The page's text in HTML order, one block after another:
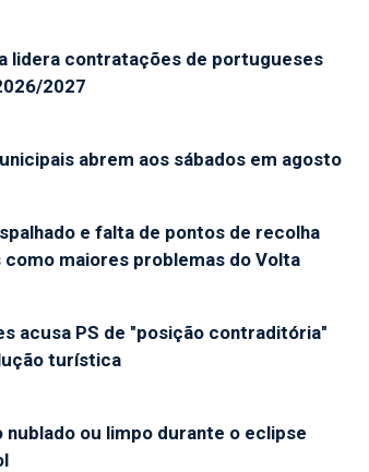
lidera contratações de portugueses
2027
abrem aos sábados em agosto
e falta de pontos de recolha
como maiores problemas do Volta
acusa PS de "posição contraditória"
turística
nublado ou limpo durante o eclipse